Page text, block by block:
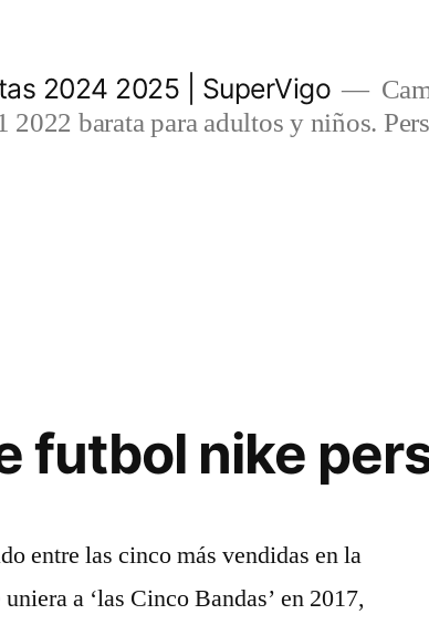
2024 2025 | SuperVigo
barata para adultos y niños.
futbol nike
entre las cinco más vendidas en la
a ‘las Cinco Bandas’ en 2017,